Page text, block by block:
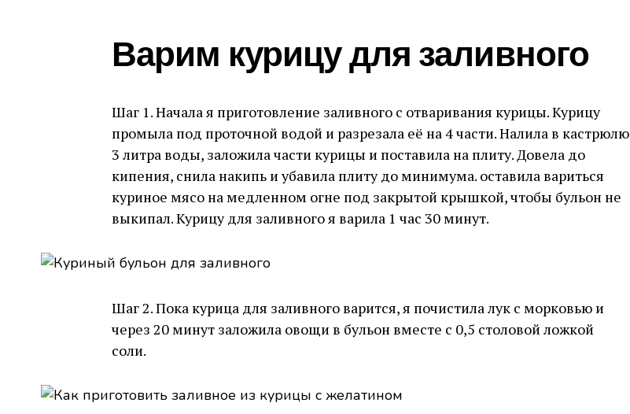
Варим курицу для заливного
Шаг 1. Начала я приготовление заливного с отваривания курицы. Курицу
промыла под проточной водой и разрезала её на 4 части. Налила в кастрюлю
3 литра воды, заложила части курицы и поставила на плиту. Довела до
кипения, снила накипь и убавила плиту до минимума. оставила вариться
куриное мясо на медленном огне под закрытой крышкой, чтобы бульон не
выкипал. Курицу для заливного я варила 1 час 30 минут.
Шаг 2. Пока курица для заливного варится, я почистила лук с морковью и
через 20 минут заложила овощи в бульон вместе с 0,5 столовой ложкой
соли.